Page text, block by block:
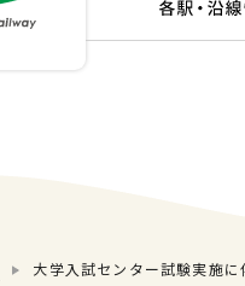
大学入試センター試験実施に